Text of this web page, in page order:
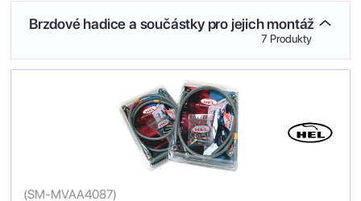
Brzdové hadice a součástky pro jejich montáž
7 Produkty
(SM-MVAA4087)